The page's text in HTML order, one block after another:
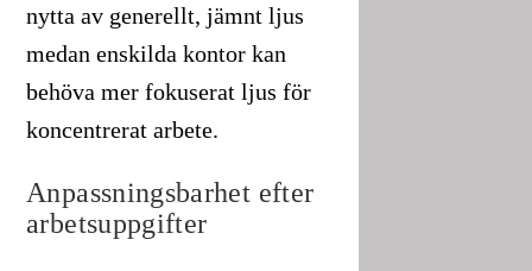
nytta av generellt, jämnt ljus
medan enskilda kontor kan
behöva mer fokuserat ljus för
koncentrerat arbete.
Anpassningsbarhet efter
arbetsuppgifter